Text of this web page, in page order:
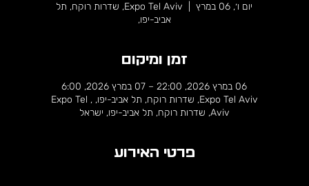
יום ו׳, 06 במרץ
  |
Expo Tel Aviv, שדרות רוקח, תל
אביב-יפו,
זמן ומיקום
06 במרץ 2026, 22:00 – 07 במרץ 2026, 6:00
Expo Tel Aviv, שדרות רוקח, תל אביב-יפו, , Expo Tel
Aviv, שדרות רוקח, תל אביב-יפו, ישראל
פרטי האירוע